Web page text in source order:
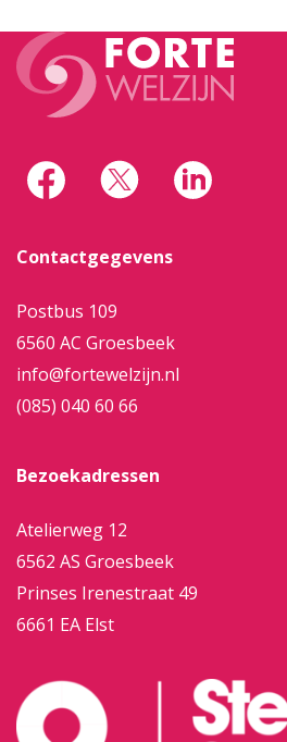
Contactgegevens
Postbus 109
6560 AC Groesbeek
info@fortewelzijn.nl
(085) 040 60 66
Bezoekadressen
Atelierweg 12
6562 AS Groesbeek
Prinses Irenestraat 49
6661 EA Elst